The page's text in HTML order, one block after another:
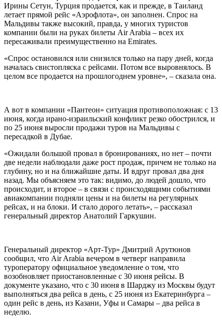
Ирины Сетун, Турция продается, как и прежде, в Таиланд
летает прямой рейс «Аэрофлота», он заполнен. Спрос на
Мальдивы также высокий, правда, у многих туристов
компании были на руках билеты Air Arabia – всех их
пересаживали преимущественно на Emirates.
«Спрос остановился или снизился только на пару дней, когда
началась свистопляска с рейсами. Потом все выровнялось. В
целом все продается на прошлогоднем уровне», – сказала она.
А вот в компании «Пантеон» ситуация противоположная: с 13
июня, когда ирано-израильский конфликт резко обострился, и
по 25 июня выросли продажи туров на Мальдивы с
пересадкой в Дубае.
«Ожидали большой провал в бронированиях, но нет – почти
две недели наблюдали даже рост продаж, причем не только на
глубину, но и на ближайшие даты. И вдруг провал два дня
назад. Мы объясняем это так: видимо, до людей дошло, что
происходит, и второе – в связи с происходящими событиями
авиакомпании подняли цены и на билеты на регулярных
рейсах, и на блоки. И стало дорого летать», – рассказал
генеральный директор Анатолий Гаркушин.
Генеральный директор «Арт-Тур» Дмитрий Арутюнов
сообщил, что Air Arabia вечером в четверг направила
туроператору официальное уведомление о том, что
возобновляет приостановленные с 30 июня рейсы. В
документе указано, что с 30 июня в Шарджу из Москвы будут
выполняться два рейса в день, с 25 июня из Екатеринбурга –
один рейс в день, из Казани, Уфы и Самары – два рейса в
неделю.